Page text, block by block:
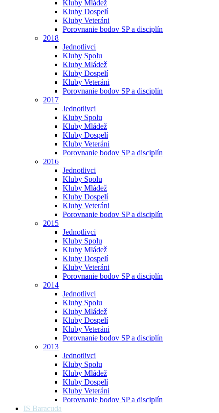
Kluby Mládež
Kluby Dospelí
Kluby Veteráni
Porovnanie bodov SP a disciplín
2018
Jednotlivci
Kluby Spolu
Kluby Mládež
Kluby Dospelí
Kluby Veteráni
Porovnanie bodov SP a disciplín
2017
Jednotlivci
Kluby Spolu
Kluby Mládež
Kluby Dospelí
Kluby Veteráni
Porovnanie bodov SP a disciplín
2016
Jednotlivci
Kluby Spolu
Kluby Mládež
Kluby Dospelí
Kluby Veteráni
Porovnanie bodov SP a disciplín
2015
Jednotlivci
Kluby Spolu
Kluby Mládež
Kluby Dospelí
Kluby Veteráni
Porovnanie bodov SP a disciplín
2014
Jednotlivci
Kluby Spolu
Kluby Mládež
Kluby Dospelí
Kluby Veteráni
Porovnanie bodov SP a disciplín
2013
Jednotlivci
Kluby Spolu
Kluby Mládež
Kluby Dospelí
Kluby Veteráni
Porovnanie bodov SP a disciplín
IS Baracuda